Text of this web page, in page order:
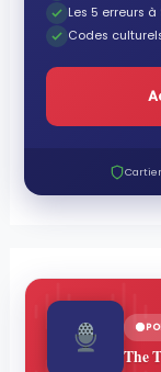
Les 5 erreurs à
Codes
The